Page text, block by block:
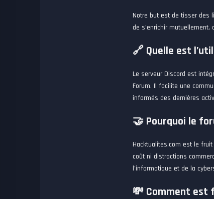
Notre but est de tisser des
de s’enrichir
🔗 Quelle est
Le serveur Discord est
Forum. Il facilite une
informés des dernières
🤝 Pourquoi le
Hacktualites.com est le
coût ni distractions
l’informatique et de la
💸 Comment est